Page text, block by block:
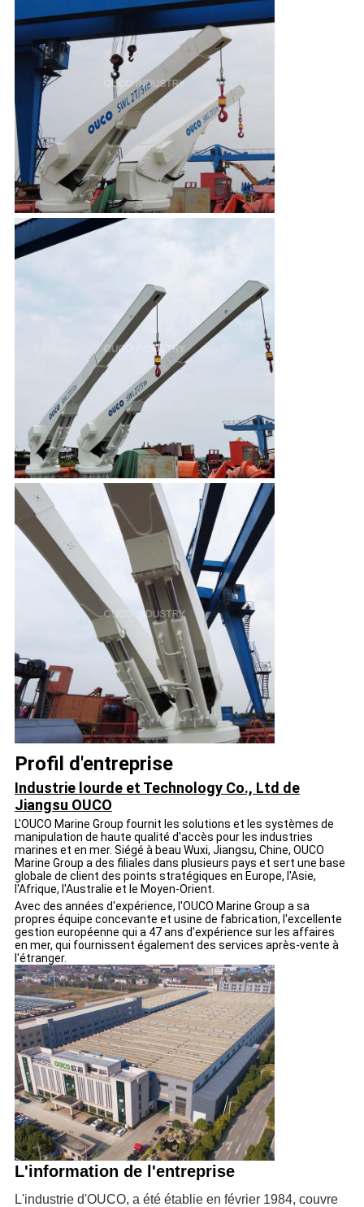
Profil d'entreprise
Industrie lourde et Technology Co., Ltd de
Jiangsu OUCO
L'OUCO Marine Group fournit les solutions et les systèmes de
manipulation de haute qualité d'accès pour les industries
marines et en mer. Siégé à beau Wuxi, Jiangsu, Chine, OUCO
Marine Group a des filiales dans plusieurs pays et sert une base
globale de client des points stratégiques en Europe, l'Asie,
l'Afrique, l'Australie et le Moyen-Orient.
Avec des années d'expérience, l'OUCO Marine Group a sa
propres équipe concevante et usine de fabrication, l'excellente
gestion européenne qui a 47 ans d'expérience sur les affaires
en mer, qui fournissent également des services après-vente à
l'étranger.
L'information de l'entreprise
L'industrie d'OUCO, a été établie en février 1984, couvre